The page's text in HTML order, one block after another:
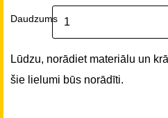
Daudzums
Lūdzu, norādiet materiālu un
šie lielumi būs norādīti.